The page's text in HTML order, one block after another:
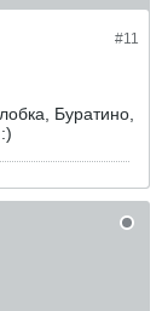
#11
Буратино,